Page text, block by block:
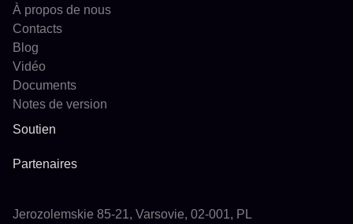
À propos de nous
Contacts
Blog
Vidéo
Documents
Notes de version
Soutien
Partenaires
Jerozolemskie 85-21, Varsovie, 02-001, PL